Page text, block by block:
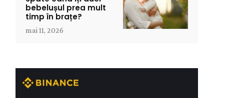
bebelușul prea mult
timp în brațe?
mai 11, 2026